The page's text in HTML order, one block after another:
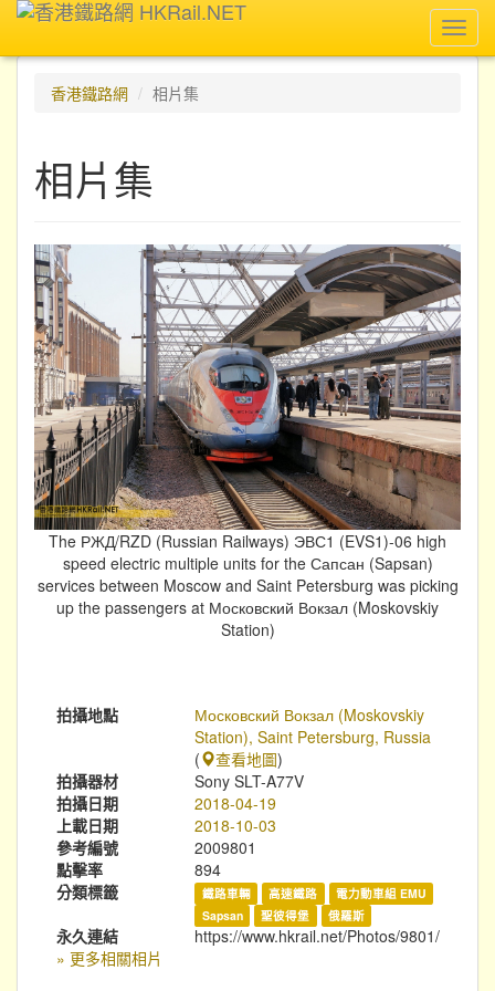
香港鐵路網
相片集
相片集
The РЖД/RZD (Russian Railways) ЭВС1 (EVS1)-06 high
speed electric multiple units for the Сапсан (Sapsan)
services between Moscow and Saint Petersburg was picking
up the passengers at Московский Вокзал (Moskovskiy
Station)
拍攝地點
Московский Вокзал (Moskovskiy
Station), Saint Petersburg, Russia
(
查看地圖)
拍攝器材
Sony SLT-A77V
拍攝日期
2018-04-19
上載日期
2018-10-03
參考編號
2009801
點擊率
894
分類標籤
鐵路車輛 高速鐵路
電力動車組 EMU
Sapsan
聖彼得堡 俄羅斯
永久連結
https://www.hkrail.net/Photos/9801/
» 更多相關相片